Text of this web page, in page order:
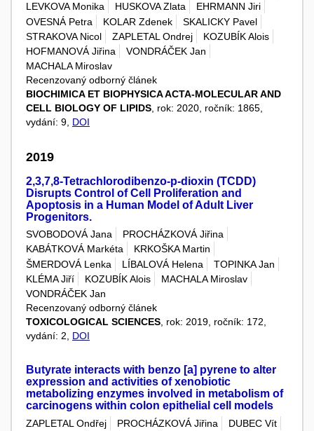
LEVKOVA Monika
HUSKOVA Zlata
EHRMANN Jiri
OVESNÁ Petra
KOLAR Zdenek
SKALICKY Pavel
STRAKOVA Nicol
ZAPLETAL Ondrej
KOZUBÍK Alois
HOFMANOVÁ Jiřina
VONDRÁČEK Jan
MACHALA Miroslav
Recenzovaný odborný článek
BIOCHIMICA ET BIOPHYSICA ACTA-MOLECULAR AND
CELL BIOLOGY OF LIPIDS, rok: 2020, ročník: 1865,
vydání: 9, DOI
2019
2,3,7,8-Tetrachlorodibenzo-p-dioxin (TCDD)
Disrupts Control of Cell Proliferation and
Apoptosis in a Human Model of Adult Liver
Progenitors.
SVOBODOVÁ Jana
PROCHÁZKOVÁ Jiřina
KABÁTKOVÁ Markéta
KRKOŠKA Martin
ŠMERDOVÁ Lenka
LÍBALOVÁ Helena
TOPINKA Jan
KLÉMA Jiří
KOZUBÍK Alois
MACHALA Miroslav
VONDRÁČEK Jan
Recenzovaný odborný článek
TOXICOLOGICAL SCIENCES, rok: 2019, ročník: 172,
vydání: 2, DOI
Butyrate interacts with benzo [a] pyrene to alter
expression and activities of xenobiotic
metabolizing enzymes involved in metabolism of
carcinogens within colon epithelial cell models
ZAPLETAL Ondřej PROCHÁZKOVÁ Jiřina
DUBEC Vít